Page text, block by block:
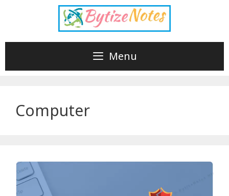
content
Menu
Computer